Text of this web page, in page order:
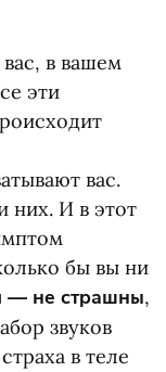
в вашем
эти
вас.
них. И в этот
бы вы ни
— не страшны,
звуков
в теле